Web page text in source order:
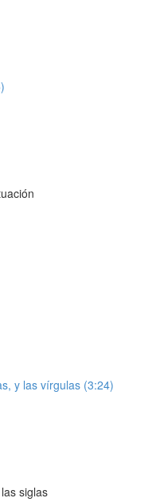
y las vírgulas (3:24)
siglas